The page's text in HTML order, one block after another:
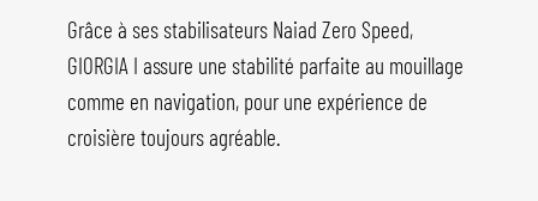
Grâce à ses stabilisateurs Naiad Zero Speed,
GIORGIA I assure une stabilité parfaite au mouillage
comme en navigation, pour une expérience de
croisière toujours agréable.